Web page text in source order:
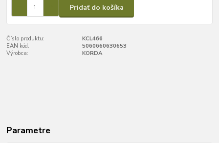
Pridať do košíka
Číslo produktu:
KCL466
EAN kód:
5060660630653
Výrobca:
KORDA
Parametre